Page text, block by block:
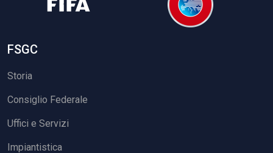
FSGC
Storia
Consiglio Federale
Uffici e Servizi
Impiantistica